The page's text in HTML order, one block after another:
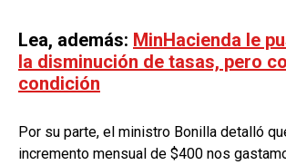
Lea, además: MinHacienda le
la disminución de tasas, pero
condición
Por su parte, el ministro Bonilla detalló
incremento mensual de $400 nos